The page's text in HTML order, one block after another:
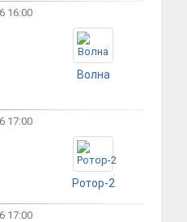
16:00
Волна
17:00
Ротор-2
17:00